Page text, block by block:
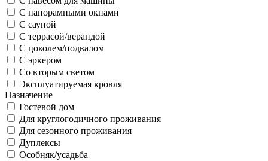
С панорамными окнами
С сауной
С террасой/верандой
С цоколем/подвалом
С эркером
Со вторым светом
Эксплуатируемая кровля
Назначение
Гостевой дом
Для круглогодичного проживания
Для сезонного проживания
Дуплексы
Особняк/усадьба